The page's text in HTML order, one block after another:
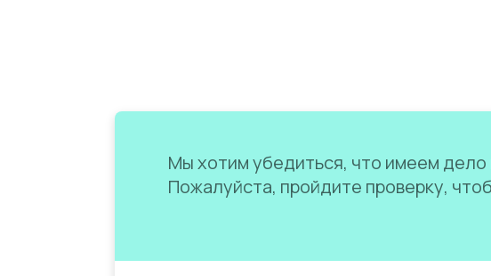
Мы хотим убедиться, что имеем дело
Пожалуйста, пройдите проверку,